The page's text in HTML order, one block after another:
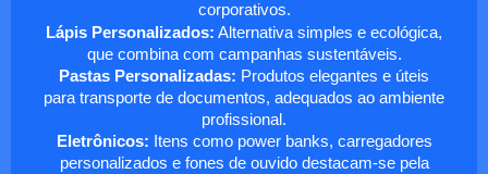
corporativos.
Lápis Personalizados: Alternativa simples e ecológica,
que combina com campanhas sustentáveis.
Pastas Personalizadas: Produtos elegantes e úteis
para transporte de documentos, adequados ao ambiente
profissional.
Eletrônicos: Itens como power banks, carregadores
personalizados e fones de ouvido destacam-se pela